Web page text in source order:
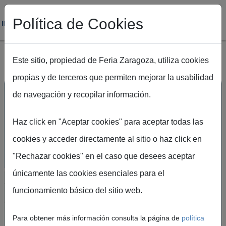
Pasar al contenido principal
UN ESPACIO DE
ENCUENTRO PARA LA
Política de Cookies
Este sitio, propiedad de Feria Zaragoza, utiliza cookies
propias y de terceros que permiten mejorar la usabilidad
de navegación y recopilar información.
Haz click en "Aceptar cookies" para aceptar todas las
cookies y acceder directamente al sitio o haz click en
"Rechazar cookies" en el caso que desees aceptar
únicamente las cookies esenciales para el
funcionamiento básico del sitio web.
Para obtener más información consulta la página de política